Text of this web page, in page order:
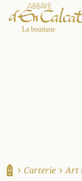
Carterie Art